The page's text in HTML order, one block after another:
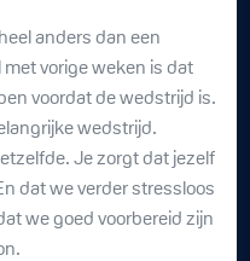
anders dan een
vorige weken is dat
voordat de wedstrijd is.
wedstrijd.
Je zorgt dat jezelf
dat we verder stressloos
we goed voorbereid zijn